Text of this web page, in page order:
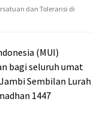
dan Toleransi di
(MUI)
bagi seluruh umat
Sembilan Lurah
1447